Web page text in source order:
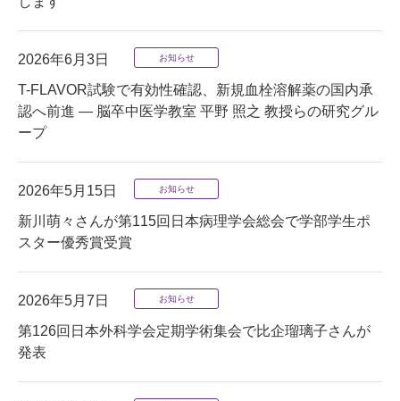
2026年6月3日 お知らせ
T-FLAVOR試験で有効性確認、新規血栓溶解薬の国内承
認へ前進 — 脳卒中医学教室 平野 照之 教授らの研究グル
ープ
2026年5月15日 お知らせ
新川萌々さんが第115回日本病理学会総会で学部学生ポ
スター優秀賞受賞
2026年5月7日 お知らせ
第126回日本外科学会定期学術集会で比企瑠璃子さんが
発表